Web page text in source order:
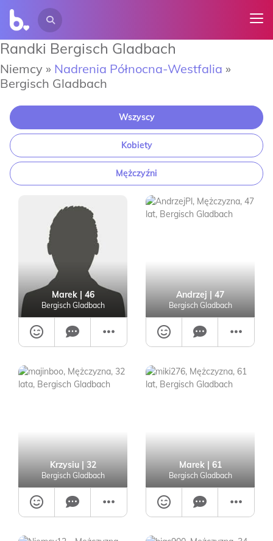
Randki Bergisch Gladbach
Niemcy » Nadrenia Północna-Westfalia »
Bergisch Gladbach
Wszyscy
Kobiety
Mężczyźni
Marek| 46
Bergisch Gladbach
Andrzej | 47
Bergisch Gladbach
Krzysiu| 32
Bergisch Gladbach
Marek| 61
Bergisch Gladbach